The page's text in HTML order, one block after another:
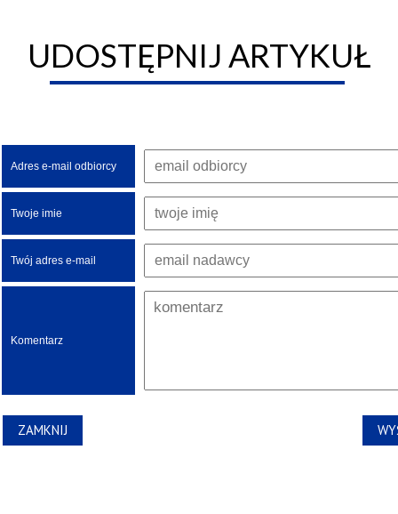
UDOSTĘPNIJ ARTYKUŁ
Adres e-mail odbiorcy
Twoje imie
Twój adres e-mail
Komentarz